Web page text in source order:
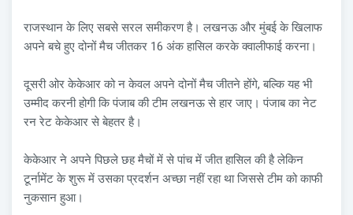
राजस्थान के लिए सबसे सरल समीकरण है। लखनऊ और मुंबई के खिलाफ
अपने बचे हुए दोनों मैच जीतकर 16 अंक हासिल करके क्वालीफाई करना।
दूसरी ओर केकेआर को न केवल अपने दोनों मैच जीतने होंगे, बल्कि यह भी
उम्मीद करनी होगी कि पंजाब की टीम लखनऊ से हार जाए। पंजाब का नेट
रन रेट केकेआर से बेहतर है।
केकेआर ने अपने पिछले छह मैचों में से पांच में जीत हासिल की है लेकिन
टूर्नामेंट के शुरू में उसका प्रदर्शन अच्छा नहीं रहा था जिससे टीम को काफी
नुकसान हुआ।